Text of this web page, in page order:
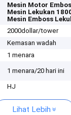
Mesin Motor
Mesin Lekukan
Mesin Emboss
2000dollar/tower
Kemasan wadah
1 menara
1 menara/20 hari ini
HJ
Lihat Lebih